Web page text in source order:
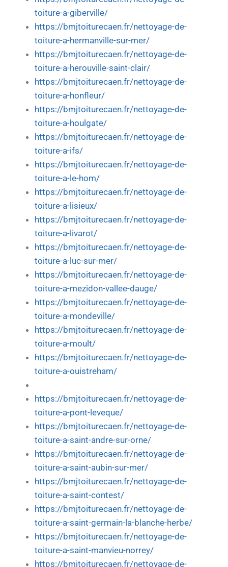
toiture-a-giberville/
https://bmjtoiturecaen.fr/nettoyage-de-
toiture-a-hermanville-sur-mer/
https://bmjtoiturecaen.fr/nettoyage-de-
toiture-a-herouville-saint-clair/
https://bmjtoiturecaen.fr/nettoyage-de-
toiture-a-honfleur/
https://bmjtoiturecaen.fr/nettoyage-de-
toiture-a-houlgate/
https://bmjtoiturecaen.fr/nettoyage-de-
toiture-a-ifs/
https://bmjtoiturecaen.fr/nettoyage-de-
toiture-a-le-hom/
https://bmjtoiturecaen.fr/nettoyage-de-
toiture-a-lisieux/
https://bmjtoiturecaen.fr/nettoyage-de-
toiture-a-livarot/
https://bmjtoiturecaen.fr/nettoyage-de-
toiture-a-luc-sur-mer/
https://bmjtoiturecaen.fr/nettoyage-de-
toiture-a-mezidon-vallee-dauge/
https://bmjtoiturecaen.fr/nettoyage-de-
toiture-a-mondeville/
https://bmjtoiturecaen.fr/nettoyage-de-
toiture-a-moult/
https://bmjtoiturecaen.fr/nettoyage-de-
toiture-a-ouistreham/
https://bmjtoiturecaen.fr/nettoyage-de-
toiture-a-pont-leveque/
https://bmjtoiturecaen.fr/nettoyage-de-
toiture-a-saint-andre-sur-orne/
https://bmjtoiturecaen.fr/nettoyage-de-
toiture-a-saint-aubin-sur-mer/
https://bmjtoiturecaen.fr/nettoyage-de-
toiture-a-saint-contest/
https://bmjtoiturecaen.fr/nettoyage-de-
toiture-a-saint-germain-la-blanche-herbe/
https://bmjtoiturecaen.fr/nettoyage-de-
toiture-a-saint-manvieu-norrey/
https://bmjtoiturecaen.fr/nettoyage-de-